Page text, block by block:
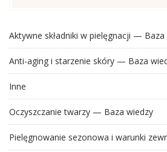
Aktywne składniki w pielęgnacji — Baza
Anti-aging i starzenie skóry — Baza
Inne
Oczyszczanie twarzy — Baza wiedzy
Pielęgnowanie sezonowa i warunki